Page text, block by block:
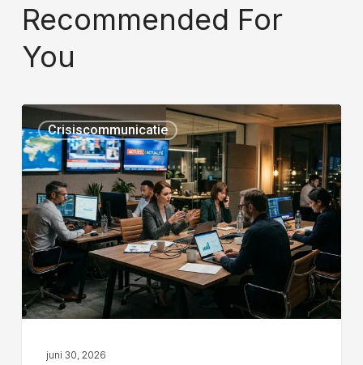
Recommended For
You
Crisiscommunicatie
juni 30, 2026